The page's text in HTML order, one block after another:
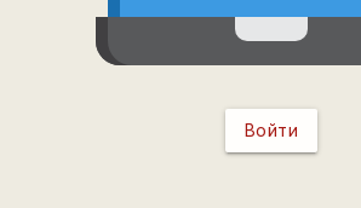
Войти